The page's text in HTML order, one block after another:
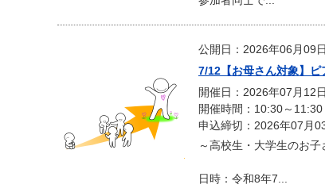
公開日：2026年06月09日
7/12【お母さん対象】
開催日：2026年07月12日
開催時間：10:30～11:30
申込締切：2026年07月
～高校生・大学生のお
日時：令和8年7...